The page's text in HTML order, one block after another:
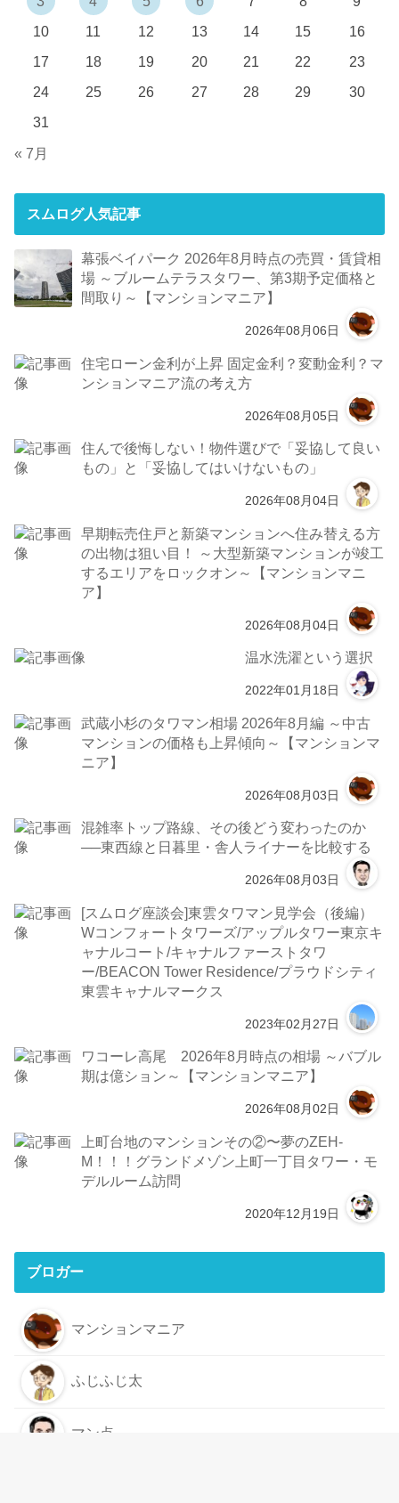
10
11 12 13 14 15
16
17
18 19 20 21 22
23
24
25 26 27 28 29
30
31
« 7月
スムログ人気記事
幕張ベイパーク 2026年8月時点の売買・賃貸相
場 ～ブルームテラスタワー、第3期予定価格と
間取り～【マンションマニア】
2026年08月06日
住宅ローン金利が上昇 固定金利？変動金利？マ
ンションマニア流の考え方
2026年08月05日
住んで後悔しない！物件選びで「妥協して良い
もの」と「妥協してはいけないもの」
2026年08月04日
早期転売住戸と新築マンションへ住み替える方
の出物は狙い目！ ～大型新築マンションが竣工
するエリアをロックオン～【マンションマニ
ア】
2026年08月04日
温水洗濯という選択
2022年01月18日
武蔵小杉のタワマン相場 2026年8月編 ～中古
マンションの価格も上昇傾向～【マンションマ
ニア】
2026年08月03日
混雑率トップ路線、その後どう変わったのか
──東西線と日暮里・舎人ライナーを比較する
2026年08月03日
[スムログ座談会]東雲タワマン見学会（後編）
Wコンフォートタワーズ/アップルタワー東京キ
ャナルコート/キャナルファーストタワ
ー/BEACON Tower Residence/プラウドシティ
東雲キャナルマークス
2023年02月27日
ワコーレ高尾 2026年8月時点の相場 ～バブル
期は億ション～【マンションマニア】
2026年08月02日
上町台地のマンションその②〜夢のZEH-
M！！！グランドメゾン上町一丁目タワー・モ
デルルーム訪問
2020年12月19日
ブロガー
マンションマニア
ふじふじ太
マン点